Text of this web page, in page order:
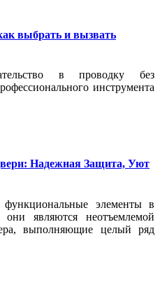
выбрать и вызвать
в проводку без
инструмента
Надежная Защита, Уют
элементы в
они являются неотъемлемой
выполняющие целый ряд